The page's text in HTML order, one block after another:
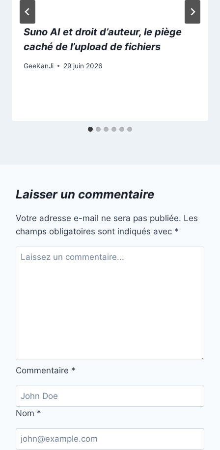
Suno AI et droit d’auteur, le piège
caché de l’upload de fichiers
GeeKanJi 29 juin 2026
Laisser un commentaire
Votre adresse e-mail ne sera pas publiée. Les
champs obligatoires sont indiqués avec *
Commentaire *
Nom *